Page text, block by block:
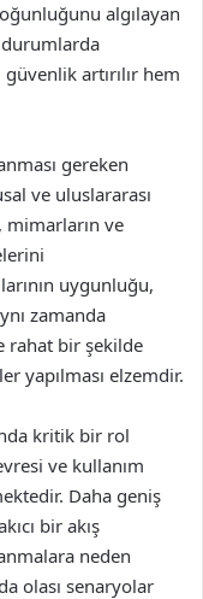
algılayan
artırılır hem
gereken
ve uluslararası
ve
uygunluğu,
zamanda
rahat bir şekilde
yapılması elzemdir.
kritik bir rol
ve kullanım
Daha geniş
bir akış
neden
olası senaryolar